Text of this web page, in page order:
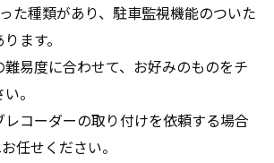
た種類があり、駐車監視機能のついた
ます。
易度に合わせて、お好みのものをチ
。
コーダーの取り付けを依頼する場合
任せください。